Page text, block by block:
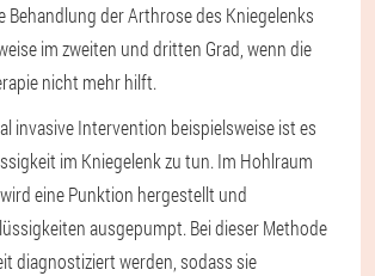
Behandlung der Arthrose des Kniegelenks
im zweiten und dritten Grad, wenn die
nicht mehr hilft.
invasive Intervention beispielsweise ist es
im Kniegelenk zu tun. Im Hohlraum
eine Punktion hergestellt und
ausgepumpt. Bei dieser Methode
diagnostiziert werden, sodass sie